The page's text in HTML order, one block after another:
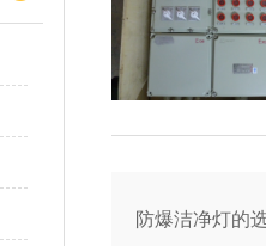
防爆洁净灯的